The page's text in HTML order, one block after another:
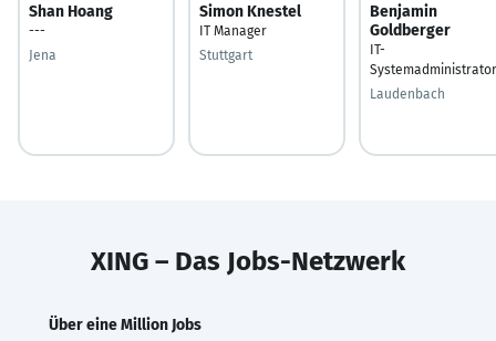
Shan Hoang
---
Jena
Simon Knestel
IT Manager
Stuttgart
Benjamin
Goldberger
IT-
Systemadministrator
Laudenbach
XING – Das Jobs-Netzwerk
Über eine Million Jobs